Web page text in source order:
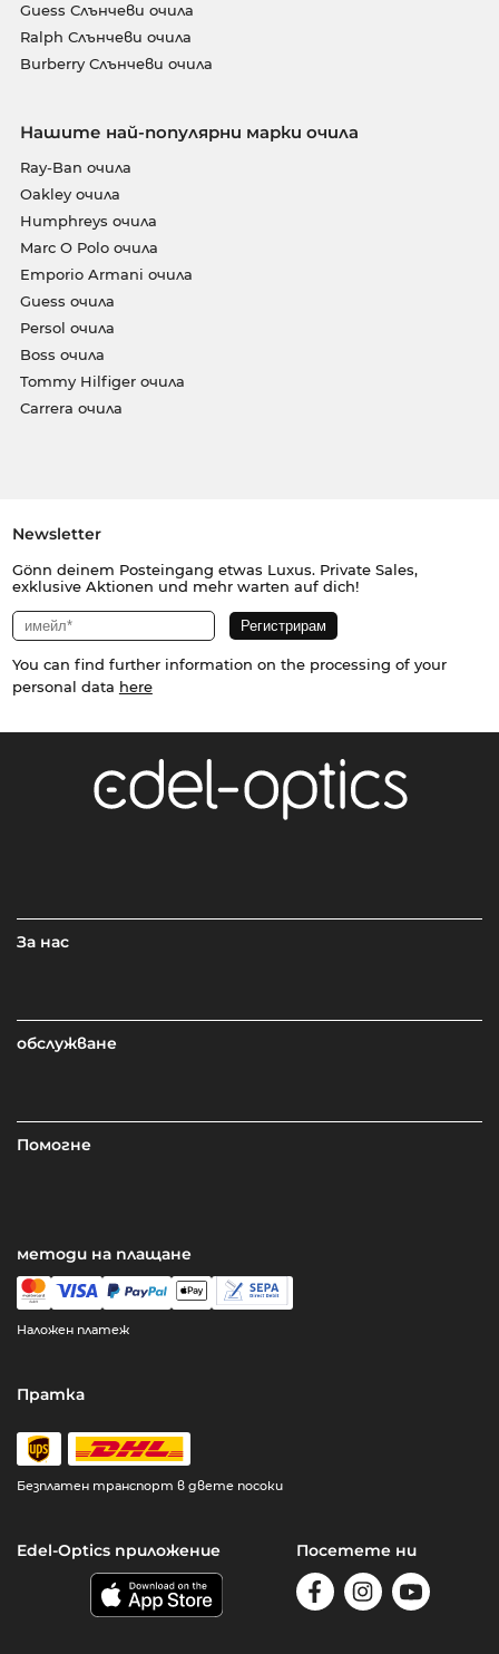
Guess Слънчеви очила
Ralph Слънчеви очила
Burberry Слънчеви очила
Нашите най-популярни марки очила
Ray-Ban очила
Oakley очила
Humphreys очила
Marc O Polo очила
Emporio Armani очила
Guess очила
Persol очила
Boss очила
Tommy Hilfiger очила
Carrera очила
Newsletter
Gönn deinem Posteingang etwas Luxus. Private Sales,
exklusive Aktionen und mehr warten auf dich!
You can find further information on the processing of your
personal data here
За нас
обслужване
Помогне
методи на плащане
Наложен платеж
Пратка
Безплатен транспорт в двете посоки
Edel-Optics приложение Посетете ни